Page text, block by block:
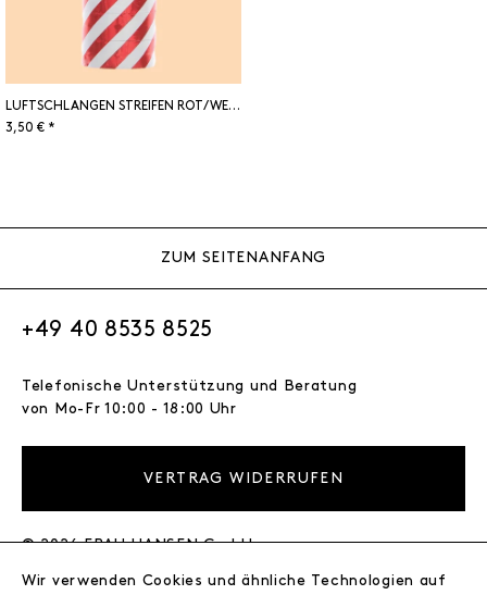
LUFTSCHLANGEN STREIFEN ROT/WEISS
3,50 € *
ZUM SEITENANFANG
+49 40 8535 8525
Telefonische Unterstützung und Beratung
von Mo-Fr 10:00 - 18:00 Uhr
VERTRAG WIDERRUFEN
© 2026 FRAU HANSEN GmbH
Wir verwenden Cookies und ähnliche Technologien auf